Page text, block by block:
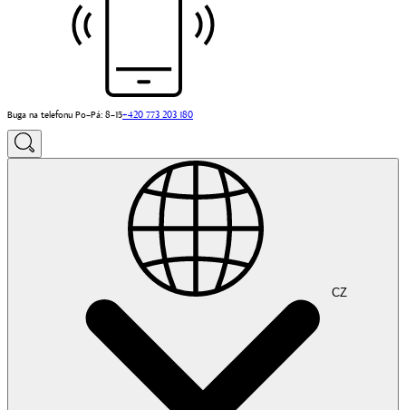
Buga na telefonu Po–Pá: 8–15+420 773 203 180
CZ